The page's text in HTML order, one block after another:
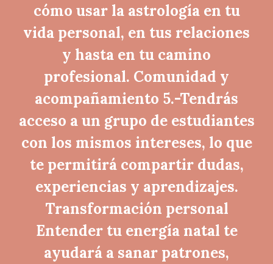
cómo usar la astrología en tu
vida personal, en tus relaciones
y hasta en tu camino
profesional. Comunidad y
acompañamiento 5.-Tendrás
acceso a un grupo de estudiantes
con los mismos intereses, lo que
te permitirá compartir dudas,
experiencias y aprendizajes.
Transformación personal
Entender tu energía natal te
ayudará a sanar patrones,